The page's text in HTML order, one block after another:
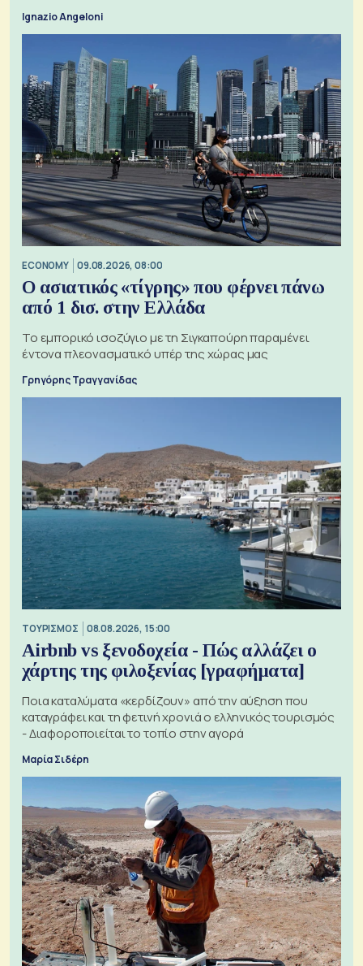
Ignazio Angeloni
ECONOMY 09.08.2026, 08:00
Ο ασιατικός «τίγρης» που φέρνει πάνω
από 1 δισ. στην Ελλάδα
Το εμπορικό ισοζύγιο με τη Σιγκαπούρη παραμένει
έντονα πλεονασματικό υπέρ της χώρας μας
Γρηγόρης Τραγγανίδας
ΤΟΥΡΙΣΜΟΣ 08.08.2026, 15:00
Airbnb vs ξενοδοχεία - Πώς αλλάζει ο
χάρτης της φιλοξενίας [γραφήματα]
Ποια καταλύματα «κερδίζουν» από την αύξηση που
καταγράφει και τη φετινή χρονιά ο ελληνικός τουρισμός
- Διαφοροποιείται το τοπίο στην αγορά
Μαρία Σιδέρη